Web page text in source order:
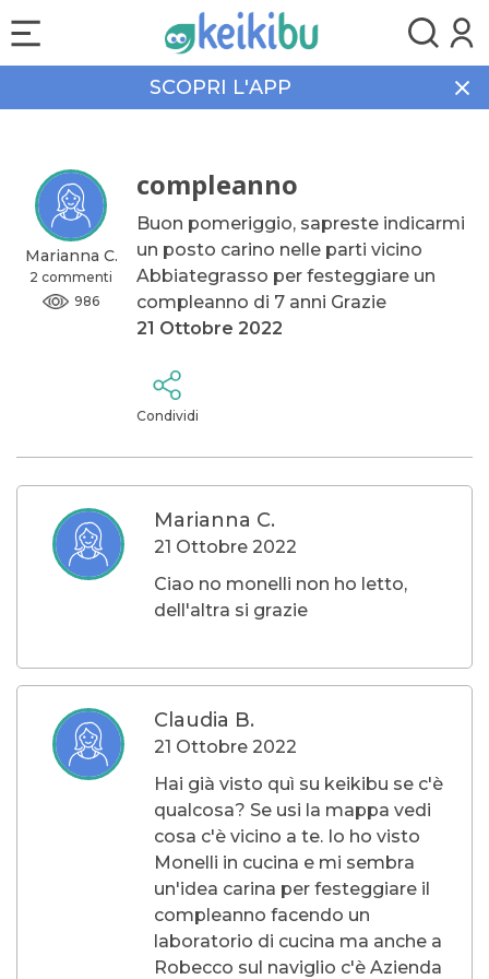
SCOPRI L'APP
Community compleanno
Marianna C.
2 commenti
986
compleanno
Buon pomeriggio, sapreste indicarmi
un posto carino nelle parti vicino
Abbiategrasso per festeggiare un
compleanno di 7 anni Grazie
21 Ottobre 2022
Condividi
Marianna C.
21 Ottobre 2022
Ciao no monelli non ho letto,
dell'altra si grazie
Claudia B.
21 Ottobre 2022
Hai già visto quì su keikibu se c'è
qualcosa? Se usi la mappa vedi
cosa c'è vicino a te. Io ho visto
Monelli in cucina e mi sembra
un'idea carina per festeggiare il
compleanno facendo un
laboratorio di cucina ma anche a
Robecco sul naviglio c'è Azienda